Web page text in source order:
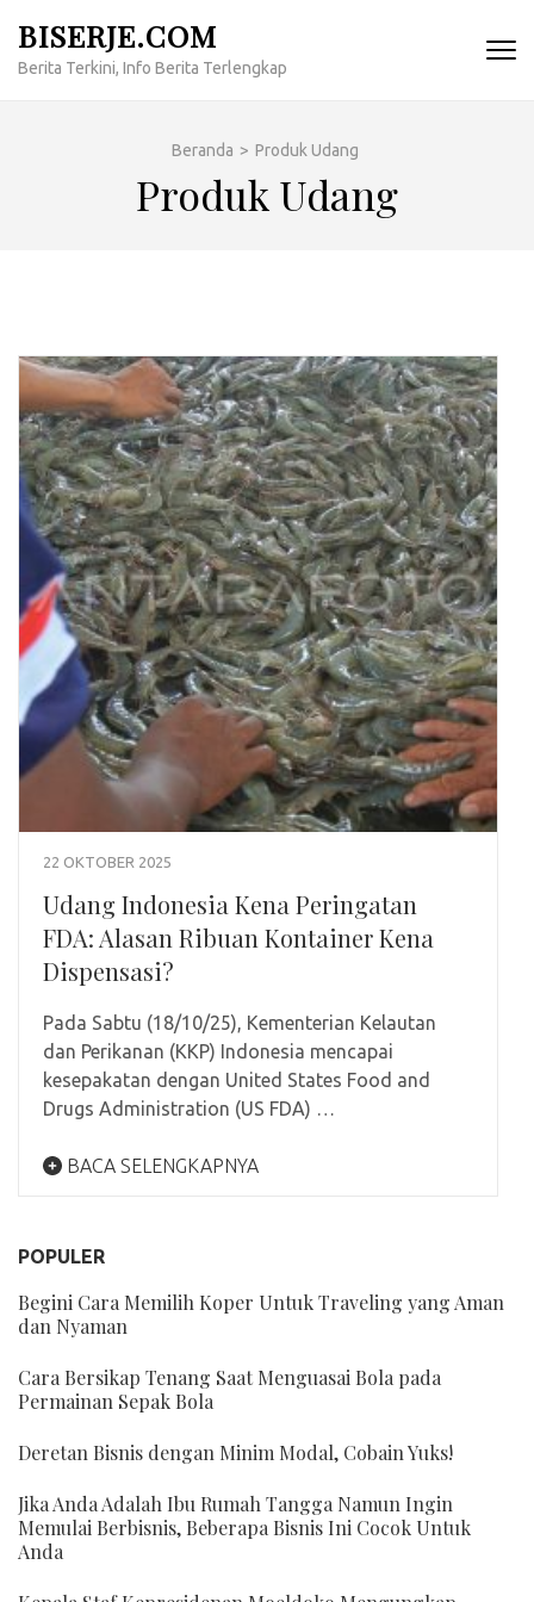
konten
BISERJE.COM
Berita Terkini, Info Berita Terlengkap
Beranda > Produk Udang
Produk Udang
22 OKTOBER 2025
Udang Indonesia Kena Peringatan
FDA: Alasan Ribuan Kontainer Kena
Dispensasi?
Pada Sabtu (18/10/25), Kementerian Kelautan
dan Perikanan (KKP) Indonesia mencapai
kesepakatan dengan United States Food and
Drugs Administration (US FDA) …
BACA SELENGKAPNYA
POPULER
Begini Cara Memilih Koper Untuk Traveling yang Aman
dan Nyaman
Cara Bersikap Tenang Saat Menguasai Bola pada
Permainan Sepak Bola
Deretan Bisnis dengan Minim Modal, Cobain Yuks!
Jika Anda Adalah Ibu Rumah Tangga Namun Ingin
Memulai Berbisnis, Beberapa Bisnis Ini Cocok Untuk
Anda